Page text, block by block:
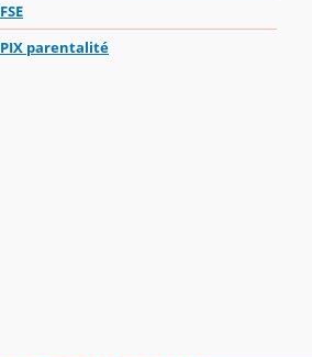
FSE
PIX parentalité